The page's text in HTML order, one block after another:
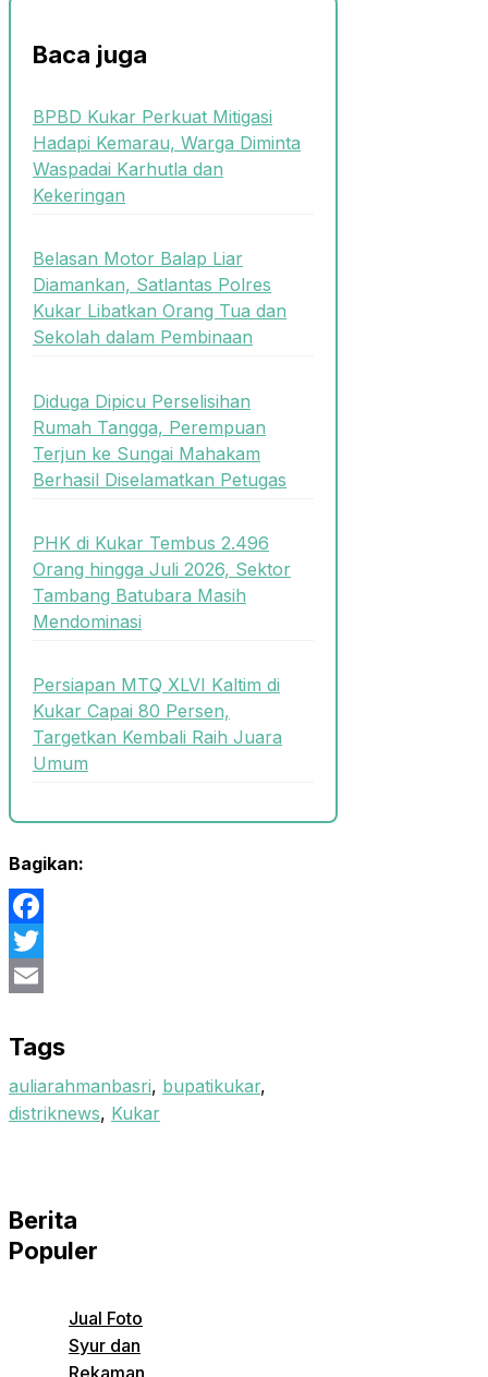
Baca juga
BPBD Kukar Perkuat Mitigasi
Hadapi Kemarau, Warga Diminta
Waspadai Karhutla dan
Kekeringan
Belasan Motor Balap Liar
Diamankan, Satlantas Polres
Kukar Libatkan Orang Tua dan
Sekolah dalam Pembinaan
Diduga Dipicu Perselisihan
Rumah Tangga, Perempuan
Terjun ke Sungai Mahakam
Berhasil Diselamatkan Petugas
PHK di Kukar Tembus 2.496
Orang hingga Juli 2026, Sektor
Tambang Batubara Masih
Mendominasi
Persiapan MTQ XLVI Kaltim di
Kukar Capai 80 Persen,
Targetkan Kembali Raih Juara
Umum
Bagikan:
Facebook
Twitter
Tags
auliarahmanbasri, bupatikukar,
distriknews, Kukar
Berita
Populer
Jual Foto
Syur dan